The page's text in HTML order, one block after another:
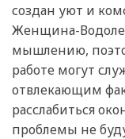
создан уют и
Женщина-
мышлению,
работе могут
отвлекающим
расслабиться
проблемы не